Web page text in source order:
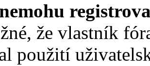
že vlastník
použití